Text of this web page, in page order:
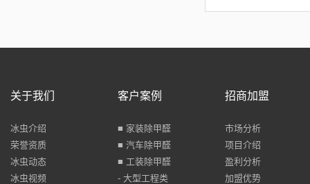
关于我们
冰虫介绍
荣誉资质
冰虫动态
冰虫视频
客户案例
■ 家装除甲醛
■ 汽车除甲醛
■ 工装除甲醛
- 大型工程类
招商加盟
市场分析
项目介绍
盈利分析
加盟优势